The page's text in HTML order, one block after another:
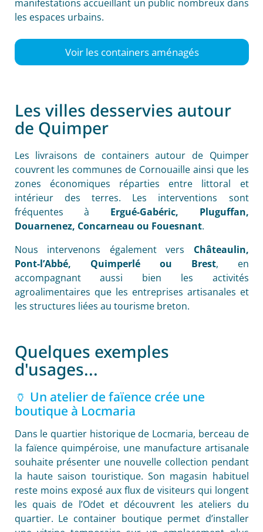
manifestations accueillant un public nombreux dans
les espaces urbains.
Voir les containers aménagés
Les villes desservies autour
de Quimper
Les livraisons de containers autour de Quimper
couvrent les communes de Cornouaille ainsi que les
zones économiques réparties entre littoral et
intérieur des terres. Les interventions sont
fréquentes à Ergué-Gabéric, Pluguffan,
Douarnenez, Concarneau ou Fouesnant.
Nous intervenons également vers Châteaulin,
Pont-l’Abbé, Quimperlé ou Brest, en
accompagnant aussi bien les activités
agroalimentaires que les entreprises artisanales et
les structures liées au tourisme breton.
Quelques exemples
d'usages...
🏺 Un atelier de faïence crée une
boutique à Locmaria
Dans le quartier historique de Locmaria, berceau de
la faïence quimpéroise, une manufacture artisanale
souhaite présenter une nouvelle collection pendant
la haute saison touristique. Son magasin habituel
reste moins exposé aux flux de visiteurs qui longent
les quais de l’Odet et découvrent les ateliers du
quartier. Le container boutique permet d’installer